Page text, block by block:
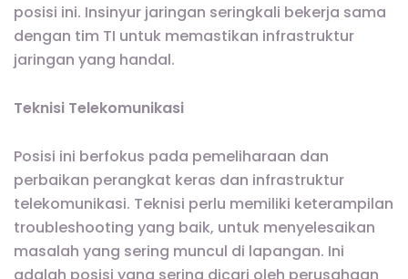
posisi ini. Insinyur jaringan seringkali bekerja sama
dengan tim TI untuk memastikan infrastruktur
jaringan yang handal.
Teknisi Telekomunikasi
Posisi ini berfokus pada pemeliharaan dan
perbaikan perangkat keras dan infrastruktur
telekomunikasi. Teknisi perlu memiliki keterampilan
troubleshooting yang baik, untuk menyelesaikan
masalah yang sering muncul di lapangan. Ini